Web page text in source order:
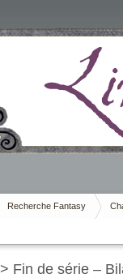
Recherche Fantasy
> Fin de série –